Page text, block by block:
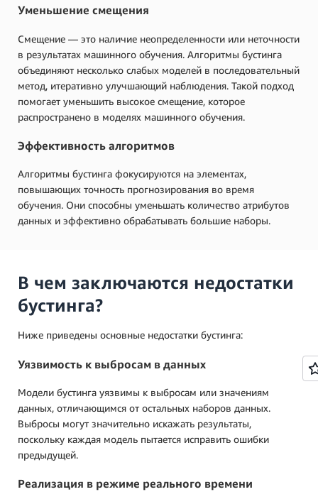
Уменьшение смещения
Смещение — это наличие неопределенности или неточности
в результатах машинного обучения. Алгоритмы бустинга
объединяют несколько слабых моделей в последовательный
метод, итеративно улучшающий наблюдения. Такой подход
помогает уменьшить высокое смещение, которое
распространено в моделях машинного обучения.
Эффективность алгоритмов
Алгоритмы бустинга фокусируются на элементах,
повышающих точность прогнозирования во время
обучения. Они способны уменьшать количество атрибутов
данных и эффективно обрабатывать большие наборы.
В чем заключаются недостатки
бустинга?
Ниже приведены основные недостатки бустинга:
Уязвимость к выбросам в данных
Модели бустинга уязвимы к выбросам или значениям
данных, отличающимся от остальных наборов данных.
Выбросы могут значительно искажать результаты,
поскольку каждая модель пытается исправить ошибки
предыдущей.
Реализация в режиме реального времени